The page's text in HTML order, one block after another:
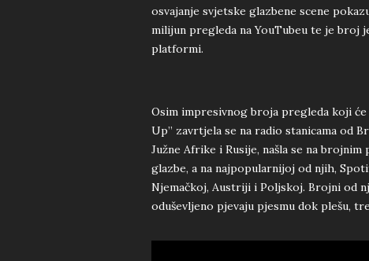
osvajanje svjetske glazbene scene
milijun pregleda na YouTubeu te je broj
platformi.
Osim impresivnog broja pregleda koji će
Up” zavrtjela se na radio stanicama od
Južne Afrike i Rusije, našla se na
glazbe, a na najpopularnijoj od njih,
Njemačkoj, Austriji i Poljskoj. Brojni od
oduševljeno pjevaju pjesmu dok plešu,